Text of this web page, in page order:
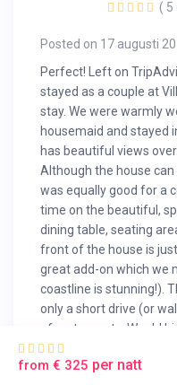
Posted on 17 augusti
( 5
Perfect! Left on
stayed as a couple at
stay. We were warmly
housemaid and stayed
has beautiful views
Although the house
was equally good for a
time on the beautiful,
dining table, seating
front of the house is
great add-on which we
coastline is stunning!).
only a short drive (or
of restaurants. Would
from € 325 per natt